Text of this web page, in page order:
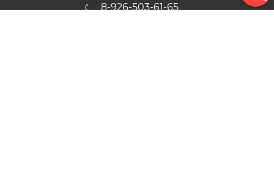
8-926-503-61-65